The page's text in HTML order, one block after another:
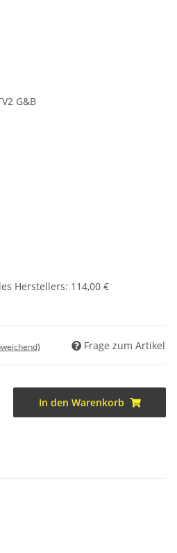
G&B
Herstellers: 114,00 €
Frage zum Artikel
In den Warenkorb